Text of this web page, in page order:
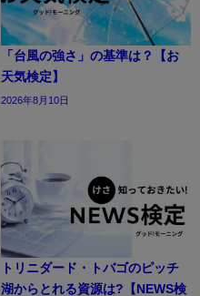
「台風の強さ」の基準は？【お
天気検定】
2026年8月10日
トリニダード・トバゴのピッチ
湖からとれる資源は?【NEWS検